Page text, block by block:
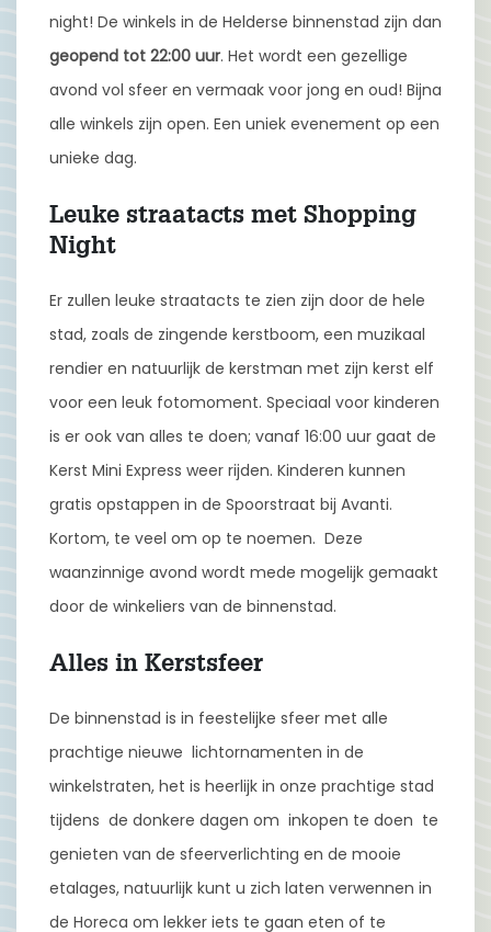
night! De winkels in de Helderse binnenstad zijn dan
geopend tot 22:00 uur. Het wordt een gezellige
avond vol sfeer en vermaak voor jong en oud! Bijna
alle winkels zijn open. Een uniek evenement op een
unieke dag.
Leuke straatacts met Shopping
Night
Er zullen leuke straatacts te zien zijn door de hele
stad, zoals de zingende kerstboom, een muzikaal
rendier en natuurlijk de kerstman met zijn kerst elf
voor een leuk fotomoment. Speciaal voor kinderen
is er ook van alles te doen; vanaf 16:00 uur gaat de
Kerst Mini Express weer rijden. Kinderen kunnen
gratis opstappen in de Spoorstraat bij Avanti.
Kortom, te veel om op te noemen. Deze
waanzinnige avond wordt mede mogelijk gemaakt
door de winkeliers van de binnenstad.
Alles in Kerstsfeer
De binnenstad is in feestelijke sfeer met alle
prachtige nieuwe lichtornamenten in de
winkelstraten, het is heerlijk in onze prachtige stad
tijdens de donkere dagen om inkopen te doen te
genieten van de sfeerverlichting en de mooie
etalages, natuurlijk kunt u zich laten verwennen in
de Horeca om lekker iets te gaan eten of te